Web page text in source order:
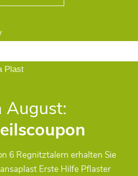
August:
6 Regnitztalern erhalten Sie
Erste Hilfe Pflaster